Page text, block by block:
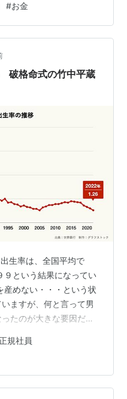
と家事両立のため、正
・専門的な分野の技能
というと、ネガティブな
はポジティブな理由か
方がいるということで
#お金
破格命式の竹中平蔵
生率は、全国平均で
９という結果になってい
産めない・・・という状
ますが、何と言って男
たのが大きな要因だと
。 以前にも竹中平蔵氏
憶があります。
いてたと思いますが、
いう命式で、普通のサ
規社員